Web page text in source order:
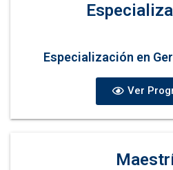
Especialización en
Ver